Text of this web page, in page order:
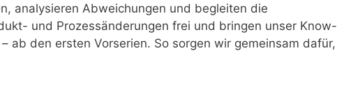
analysieren Abweichungen und begleiten die
und Prozessänderungen frei und bringen unser Know-
ab den ersten Vorserien. So sorgen wir gemeinsam dafür,